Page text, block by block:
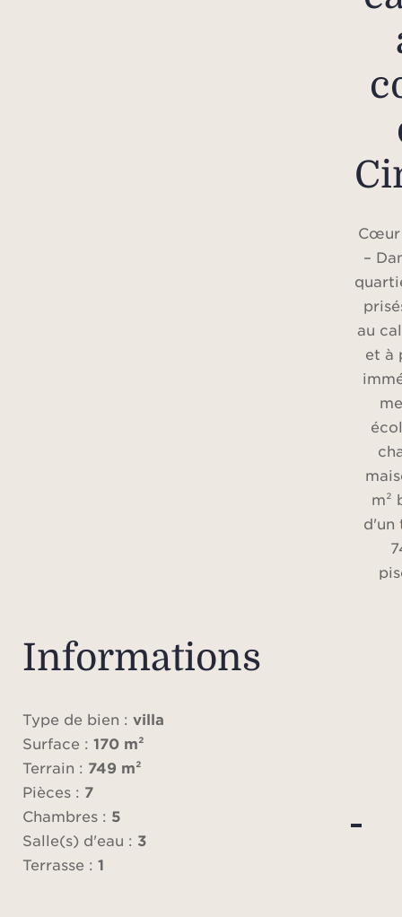
Cœur
–
au
et à
m²
d'un
Informations
Type de bien : villa
Surface : 170 m²
Terrain : 749 m²
Pièces : 7
Chambres : 5
Salle(s) d'eau : 3
Terrasse : 1